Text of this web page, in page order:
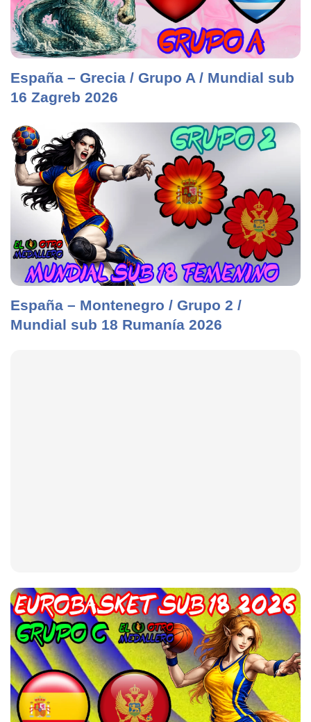
España – Grecia / Grupo A / Mundial sub
16 Zagreb 2026
España – Montenegro / Grupo 2 /
Mundial sub 18 Rumanía 2026